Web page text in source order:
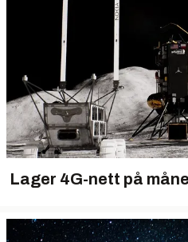
Lager 4G-nett på